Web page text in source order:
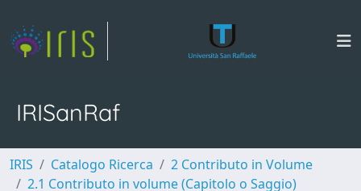
IRISanRaf
IRIS Catalogo Ricerca
2 Contributo in Volume
2.1 Contributo in volume (Capitolo o Saggio)